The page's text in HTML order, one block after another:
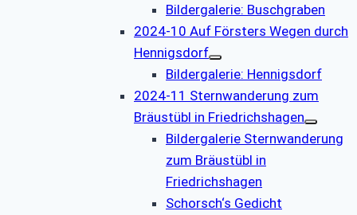
Bildergalerie: Buschgraben
2024-10 Auf Försters Wegen durch
Hennigsdorf
Bildergalerie: Hennigsdorf
2024-11 Sternwanderung zum
Bräustübl in Friedrichshagen
Bildergalerie Sternwanderung
zum Bräustübl in
Friedrichshagen
Schorsch‘s Gedicht